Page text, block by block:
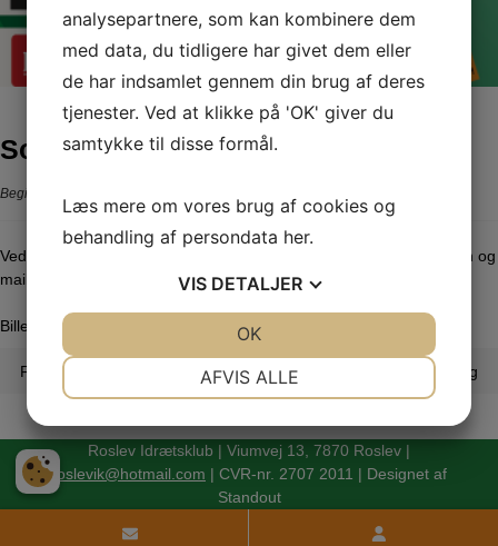
Sommerfest 2024
Begivenhed
Ved tilmelding til GRATIS spisning, skal som minimum oplyses navn og
mailadresse.
Billetten/billetterne sendes via mail og skal medbringes.
Indlægsnavigation
Forrige indlæg Næste indlæg
Roslev Idrætsklub | Viumvej 13, 7870 Roslev |
roslevik@hotmail.com | CVR-nr. 2707 2011 | Designet af
Standout
analysepartnere, som kan kombinere dem
med data, du tidligere har givet dem eller
de har indsamlet gennem din brug af deres
tjenester. Ved at klikke på 'OK' giver du
samtykke til disse formål.
Læs mere om vores brug af cookies og
behandling af persondata her.
VIS DETALJER
MARKETING STATISTIK
AFVIS ALLE
OK